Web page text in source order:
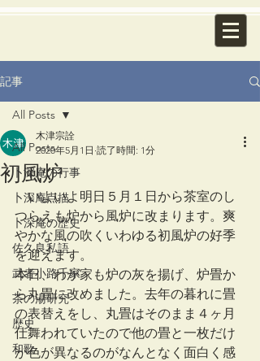
記事
All Posts
卜深庵の行事
卜深庵点描
卜深庵の歴史
佐久良私語
武者小路千家
茶の湯研究
歴史
和歌
All Posts
初風炉
木津宗詮
2020年5月1日 読了時間: 1分
いよいよ明日５月１日から茶室のし
つらえも炉から風炉に改まります。爽
やかな風の吹くいわゆる初風炉の好季
を迎えます。
本日、わが家も炉の灰を揚げ、炉畳か
ら丸畳に改めました。去年の暮れに畳
の表替えをし、丸畳はそのまま４ヶ月
仕舞われていたので他の畳と一枚だけ
が色が異なるのがなんとなく面白く感